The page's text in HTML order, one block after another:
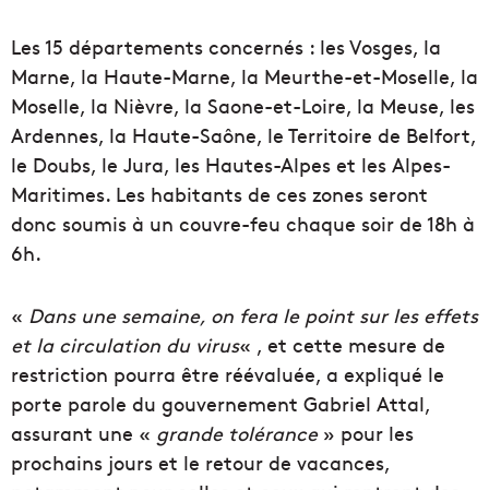
Les 15 départements concernés : les Vosges, la
Marne, la Haute-Marne, la Meurthe-et-Moselle, la
Moselle, la Nièvre, la Saone-et-Loire, la Meuse, les
Ardennes, la Haute-Saône, le Territoire de Belfort,
le Doubs, le Jura, les Hautes-Alpes et les Alpes-
Maritimes. Les habitants de ces zones seront
donc soumis à un couvre-feu chaque soir de 18h à
6h.
« Dans une semaine, on fera le point sur les effets
et la circulation du virus« , et cette mesure de
restriction pourra être réévaluée, a expliqué le
porte parole du gouvernement Gabriel Attal,
assurant une « grande tolérance» pour les
prochains jours et le retour de vacances,